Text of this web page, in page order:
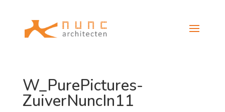
W_PurePictures-
ZuiverNuncIn11